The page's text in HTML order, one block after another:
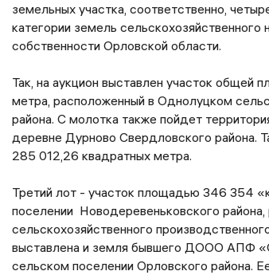
земельных участка, соответственно,
категории земель сельскохозяйственного
собственности Орловской области.
Так, на аукцион выставлен участок
метра, расположенный в Однолуцком
района. С молотка также пойдет
деревне Дурново Свердловского района.
285 012,26 квадратных метра.
Третий лот - участок площадью 346 354
поселении Новодеревеньковского
сельскохозяйственного
выставлена и земля бывшего ДООО АПФ
сельском поселении Орловского района.